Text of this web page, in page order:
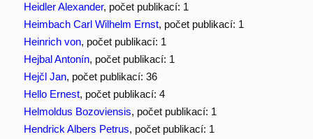
Heidler Alexander, počet publikací: 1
Heimbach Carl Wilhelm Ernst, počet publikací: 1
Heinrich von, počet publikací: 1
Hejbal Antonín, počet publikací: 1
Hejčl Jan, počet publikací: 36
Hello Ernest, počet publikací: 4
Helmoldus Bozoviensis, počet publikací: 1
Hendrick Albers Petrus, počet publikací: 1